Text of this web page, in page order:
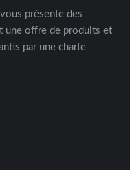
présente des
une offre de produits et
par une charte